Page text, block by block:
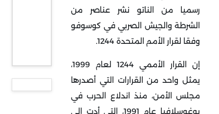
رسميا من الناتو نشر عناصر من
الشرطة والجيش الصربي في كوسوفو
وفقا لقرار الأمم المتحدة 1244.
إن القرار الأممي 1244 لعام 1999،
يمثل واحد من القرارات التي أصدرها
مجلس الأمن، منذ اندلاع الحرب في
يوغوسلافيا عام 1991، التي أدت إلى